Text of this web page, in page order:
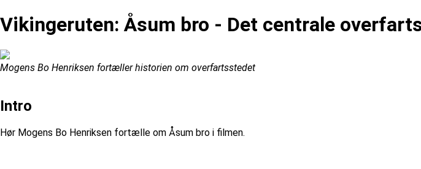
Vikingeruten: Åsum bro - Det centrale
Mogens Bo Henriksen fortæller historien om overfartsstedet
Intro
Hør Mogens Bo Henriksen fortælle om Åsum bro i filmen.